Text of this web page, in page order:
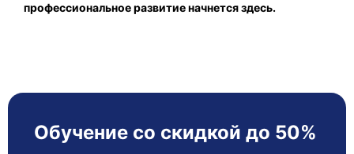
профессиональное развитие начнется здесь.
Обучение со скидкой до 50%